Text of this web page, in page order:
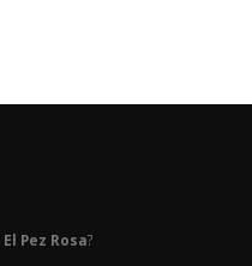
El Pez Rosa?